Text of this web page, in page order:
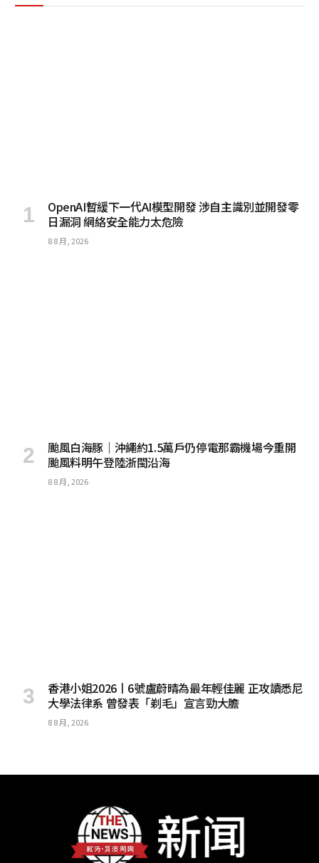
OpenAI暫緩下一代AI模型開發 涉自主識別並開發零
日漏洞 網絡安全能力太危險
8 8 月, 2026
颱風白海豚｜沖繩約1.5萬戶仍停電那霸機場今重開
颱風料明午登陸浙閩沿海
8 8 月, 2026
香港小姐2026丨6號盧蔚晴為最年輕佳麗 正攻讀悉尼
大學法律系 曾發表「剃毛」宣言勁大膽
8 8 月, 2026